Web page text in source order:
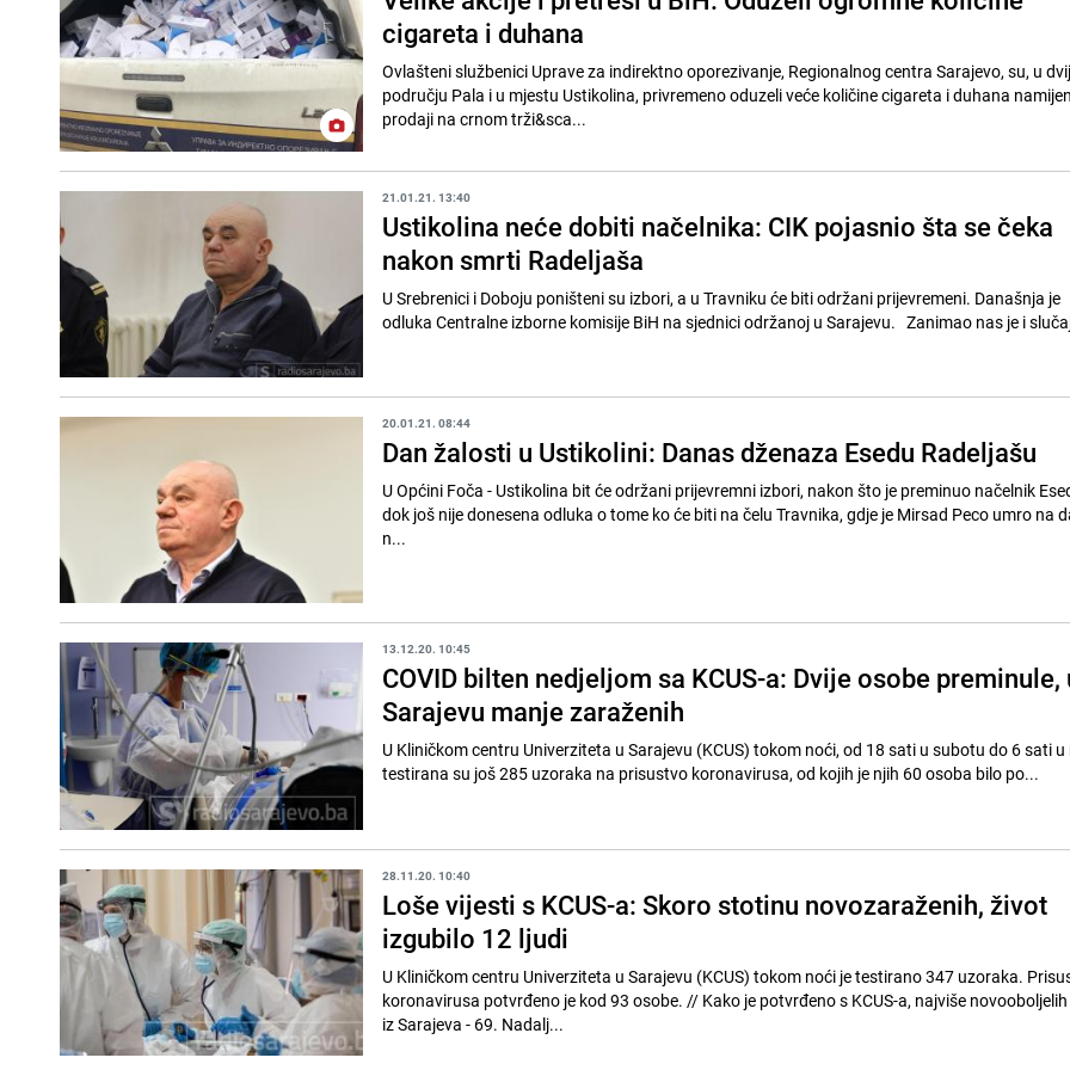
cigareta i duhana
Ovlašteni službenici Uprave za indirektno oporezivanje, Regionalnog centra Sarajevo, su, u
području Pala i u mjestu Ustikolina, privremeno oduzeli veće količine cigareta i duhana
prodaji na crnom trži&sca...
21.01.21. 13:40
Ustikolina neće dobiti načelnika: CIK pojasnio šta se čeka
nakon smrti Radeljaša
U Srebrenici i Doboju poništeni su izbori, a u Travniku će biti održani prijevremeni. Današnja je
odluka Centralne izborne komisije BiH na sjednici održanoj u Sarajevu. Zanimao nas je i
20.01.21. 08:44
Dan žalosti u Ustikolini: Danas dženaza Esedu Radeljašu
U Općini Foča - Ustikolina bit će održani prijevremni izbori, nakon što je preminuo načelnik
dok još nije donesena odluka o tome ko će biti na čelu Travnika, gdje je Mirsad Peco umro na
n...
13.12.20. 10:45
COVID bilten nedjeljom sa KCUS-a: Dvije osobe preminule,
Sarajevu manje zaraženih
U Kliničkom centru Univerziteta u Sarajevu (KCUS) tokom noći, od 18 sati u subotu do 6 sati u
testirana su još 285 uzoraka na prisustvo koronavirusa, od kojih je njih 60 osoba bilo po...
28.11.20. 10:40
Loše vijesti s KCUS-a: Skoro stotinu novozaraženih, život
izgubilo 12 ljudi
U Kliničkom centru Univerziteta u Sarajevu (KCUS) tokom noći je testirano 347 uzoraka.
koronavirusa potvrđeno je kod 93 osobe. // Kako je potvrđeno s KCUS-a, najviše novooboljelih je ponovo
iz Sarajeva - 69. Nadalj...